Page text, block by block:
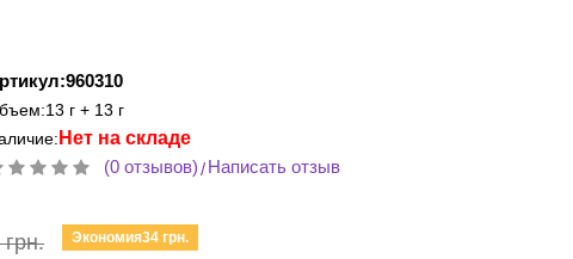
г + 13 г
Нет на складе
(0 отзывов)/Написать отзыв
Экономия34 грн.